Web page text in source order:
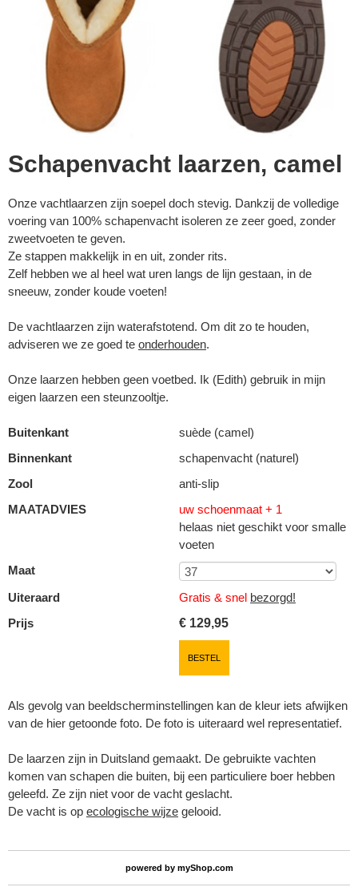
Schapenvacht laarzen, camel
Onze vachtlaarzen zijn soepel doch stevig. Dankzij de volledige
voering van 100% schapenvacht isoleren ze zeer goed, zonder
zweetvoeten te geven.
Ze stappen makkelijk in en uit, zonder rits.
Zelf hebben we al heel wat uren langs de lijn gestaan, in de
sneeuw, zonder koude voeten!
De vachtlaarzen zijn waterafstotend. Om dit zo te houden,
adviseren we ze goed te onderhouden.
Onze laarzen hebben geen voetbed. Ik (Edith) gebruik in mijn
eigen laarzen een steunzooltje.
Buitenkant
suède (camel)
Binnenkant
schapenvacht (naturel)
Zool
anti-slip
MAATADVIES
uw schoenmaat + 1
helaas niet geschikt voor smalle
voeten
Maat
Uiteraard
Gratis & snel bezorgd!
Prijs
€ 129,95
BESTEL
Als gevolg van beeldscherminstellingen kan de kleur iets afwijken
van de hier getoonde foto. De foto is uiteraard wel representatief.
De laarzen zijn in Duitsland gemaakt. De gebruikte vachten
komen van schapen die buiten, bij een particuliere boer hebben
geleefd. Ze zijn niet voor de vacht geslacht.
De vacht is op ecologische wijze gelooid.
powered by myShop.com